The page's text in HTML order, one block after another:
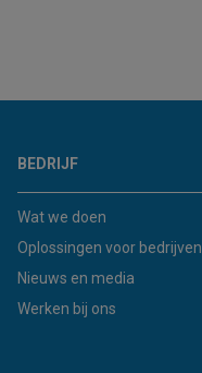
BEDRIJF
Wat we doen
Oplossingen voor bedrijven
Nieuws en media
Werken bij ons